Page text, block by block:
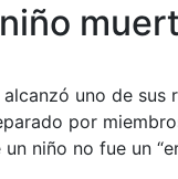
uno de sus
por
niño no fue un